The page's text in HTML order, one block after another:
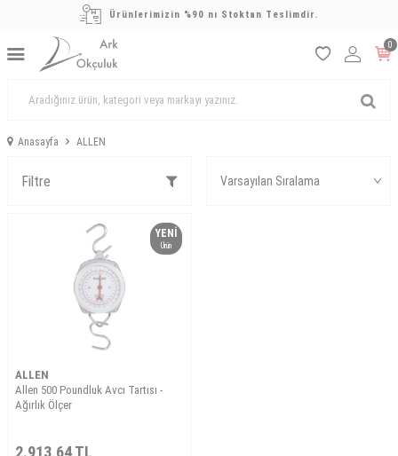
Ürünlerimizin %90 nı Stoktan Teslimdir.
0
Anasayfa ALLEN
Filtre
YENI
Ürün
ALLEN
Allen 500 Poundluk Avcı Tartısı -
Ağırlık Ölçer
2.913,64TL